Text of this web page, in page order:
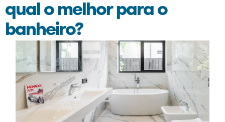
qual o melhor para o
banheiro?